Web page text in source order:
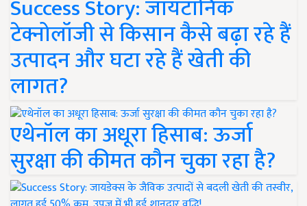
Success Story: जायटॉनिक
टेक्नोलॉजी से किसान कैसे बढ़ा रहे हैं
उत्पादन और घटा रहे हैं खेती की
लागत?
एथेनॉल का अधूरा हिसाब: ऊर्जा
सुरक्षा की कीमत कौन चुका रहा है?